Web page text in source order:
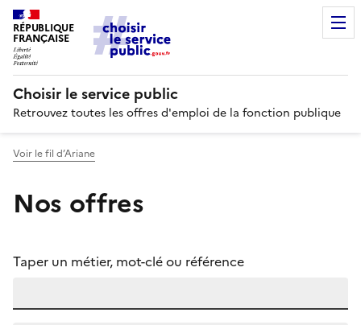
RÉPUBLIQUE
FRANÇAISE
Choisir le service public
Retrouvez toutes les offres d'emploi de la fonction publique
Voir le fil d’Ariane
Nos offres
Taper un métier, mot-clé ou référence